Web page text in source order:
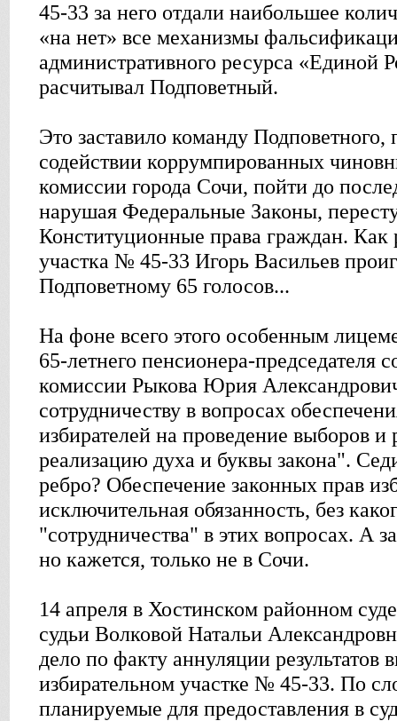
45-33 за него отдали наибольшее
«на нет» все механизмы
административного ресурса «Единой
расчитывал Подповетный.
Это заставило команду Подповетного,
содействии коррумпированных
комиссии города Сочи, пойти до
нарушая Федеральные Законы,
Конституционные права граждан. Как
участка № 45-33 Игорь Васильев
Подповетному 65 голосов...
На фоне всего этого особенным
65-летнего пенсионера-председателя
комиссии Рыкова Юрия
сотрудничеству в вопросах
избирателей на проведение выборов
реализацию духа и буквы закона".
ребро? Обеспечение законных прав
исключительная обязанность, без
"сотрудничества" в этих вопросах. А
но кажется, только не в Сочи.
14 апреля в Хостинском районном
судьи Волковой Натальи
дело по факту аннуляции результатов
избирательном участке № 45-33. По
планируемые для предоставления в